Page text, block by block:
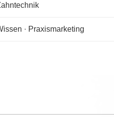
· Praxismarketing